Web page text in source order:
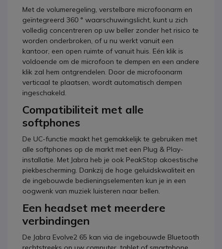
Met de volumeregeling, verstelbare microfoonarm en
geïntegreerd 360 ° waarschuwingslicht, kunt u zich
volledig concentreren op uw beller zonder het risico te
worden onderbroken, of u nu werkt vanuit een
kantoor, een open ruimte of vanuit huis. Eén klik is
voldoende om de microfoon te dempen en een andere
klik zal hem ontgrendelen. Door de microfoonarm
verticaal te plaatsen, wordt automatisch dempen
ingeschakeld.
Compatibiliteit met alle
softphones
De UC-functie maakt het gemakkelijk te gebruiken met
alle softphones op de markt met een Plug & Play-
installatie. Met Jabra heb je ook PeakStop akoestische
piekbescherming. Dankzij de hoge geluidskwaliteit en
de ingebouwde bedieningselementen kun je in een
oogwenk van muziek luisteren naar bellen.
Een headset met meerdere
verbindingen
De Jabra Evolve2 65 kan via de ingebouwde Bluetooth